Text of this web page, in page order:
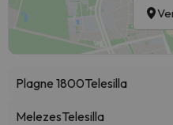
Plagne 1800Telesilla
MelezesTelesilla